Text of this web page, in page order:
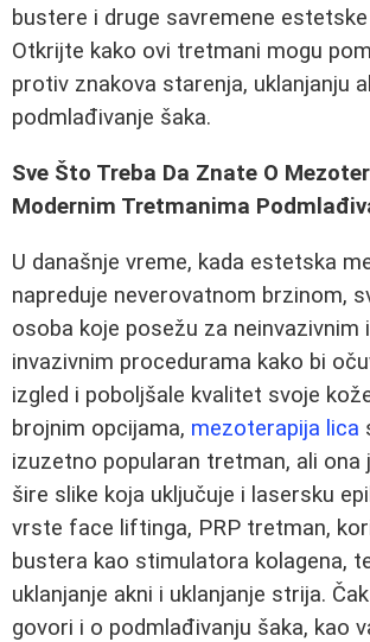
bustere i druge savremene
Otkrijte kako ovi tretmani mogu
protiv znakova starenja, uklanjanju
podmlađivanje šaka.
Sve Što Treba Da Znate O
Modernim Tretmanima
U današnje vreme, kada estetska
napreduje neverovatnom brzinom,
osoba koje posežu za neinvazivnim
invazivnim procedurama kako bi
izgled i poboljšale kvalitet svoje
brojnim opcijama, mezoterapija lica
izuzetno popularan tretman, ali ona
šire slike koja uključuje i lasersku
vrste face liftinga, PRP tretman,
bustera kao stimulatora kolagena,
uklanjanje akni i uklanjanje strija.
govori i o podmlađivanju šaka, kao